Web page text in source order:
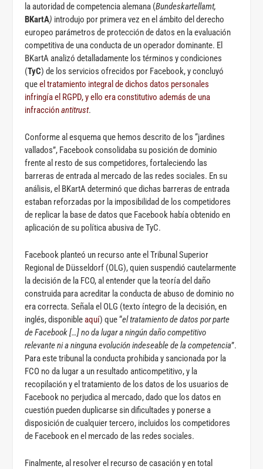
la autoridad de competencia alemana (Bundeskartellamt,
BKartA) introdujo por primera vez en el ámbito del derecho
europeo parámetros de protección de datos en la evaluación
competitiva de una conducta de un operador dominante. El
BKartA analizó detalladamente los términos y condiciones
(TyC) de los servicios ofrecidos por Facebook, y concluyó
queel tratamiento integral de dichos datos personales
infringía el RGPD, y ello era constitutivo además de una
infracciónantitrust.
Conforme al esquema que hemos descrito de los “jardines
vallados”, Facebook consolidaba su posición de dominio
frente al resto de sus competidores, fortaleciendo las
barreras de entrada al mercado de las redes sociales. En su
análisis, el BKartA determinó que dichas barreras de entrada
estaban reforzadas por la imposibilidad de los competidores
de replicar la base de datos que Facebook había obtenido en
aplicación de su política abusiva de TyC.
Facebook planteó un recurso ante el Tribunal Superior
Regional de Düsseldorf (OLG), quien suspendió cautelarmente
la decisión de la FCO, al entender que la teoría del daño
construida para acreditar la conducta de abuso de dominio no
era correcta. Señala el OLG (texto íntegro de la decisión, en
inglés, disponibleaquí) que “el tratamiento de datos por parte
de Facebook […] no da lugar a ningún daño competitivo
relevante ni a ninguna evolución indeseable de la competencia”.
Para este tribunal la conducta prohibida y sancionada por la
FCO no da lugar a un resultado anticompetitivo, y la
recopilación y el tratamiento de los datos de los usuarios de
Facebook no perjudica al mercado, dado que los datos en
cuestión pueden duplicarse sin dificultades y ponerse a
disposición de cualquier tercero, incluidos los competidores
de Facebook en el mercado de las redes sociales.
Finalmente, al resolver el recurso de casación y en total